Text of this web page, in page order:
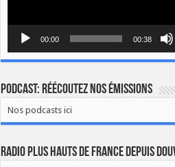
00:00 00:38
Podcast: Réécoutez nos émissions
Nos podcasts ici
Radio Plus Hauts de France depuis